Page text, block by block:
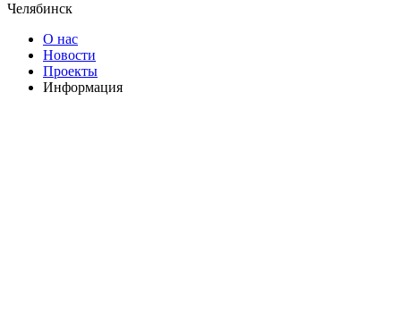
Челябинск
О нас
Новости
Проекты
Информация